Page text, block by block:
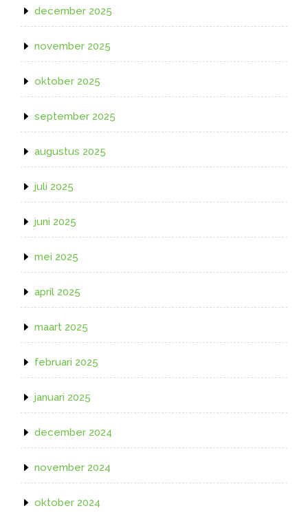
december 2025
november 2025
oktober 2025
september 2025
augustus 2025
juli 2025
juni 2025
mei 2025
april 2025
maart 2025
februari 2025
januari 2025
december 2024
november 2024
oktober 2024